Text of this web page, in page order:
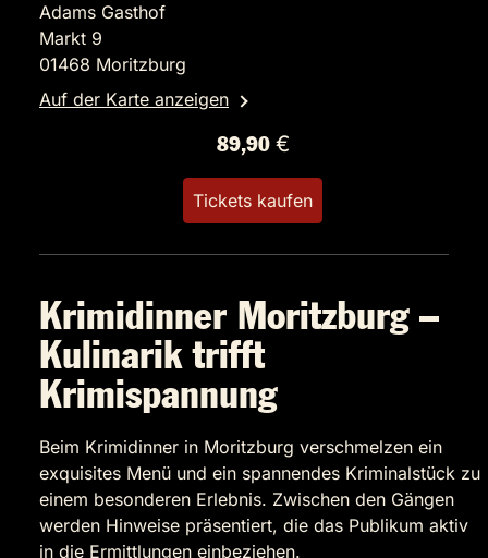
Adams Gasthof
Markt 9
01468 Moritzburg
Auf der Karte anzeigen
89,90 €
Tickets kaufen
Krimidinner Moritzburg –
Kulinarik trifft
Krimispannung
Beim Krimidinner in Moritzburg verschmelzen ein
exquisites Menü und ein spannendes Kriminalstück zu
einem besonderen Erlebnis. Zwischen den Gängen
werden Hinweise präsentiert, die das Publikum aktiv
in die Ermittlungen einbeziehen.